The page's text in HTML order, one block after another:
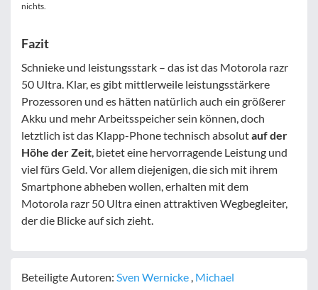
nichts.
Fazit
Schnieke und leistungsstark – das ist das Motorola razr
50 Ultra. Klar, es gibt mittlerweile leistungsstärkere
Prozessoren und es hätten natürlich auch ein größerer
Akku und mehr Arbeitsspeicher sein können, doch
letztlich ist das Klapp-Phone technisch absolutauf der
Höhe der Zeit, bietet eine hervorragende Leistung und
viel fürs Geld. Vor allem diejenigen, die sich mit ihrem
Smartphone abheben wollen, erhalten mit dem
Motorola razr 50 Ultra einen attraktiven Wegbegleiter,
der die Blicke auf sich zieht.
Beteiligte Autoren: Sven Wernicke , Michael